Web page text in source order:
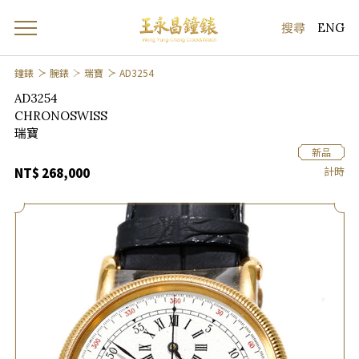
ENG
鐘錶 腕錶 瑞寶 AD3254
AD3254
CHRONOSWISS
瑞寶
NT$ 268,000
新品
計時